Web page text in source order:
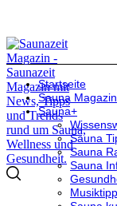
Startseite
Sauna Magazin
Sauna+
Sauna
Sauna
Sauna